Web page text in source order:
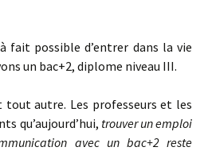
fait possible d’entrer dans la vie
un bac+2, diplome niveau III.
autre. Les professeurs et les
qu’aujourd’hui, trouver un emploi
avec un bac+2 reste